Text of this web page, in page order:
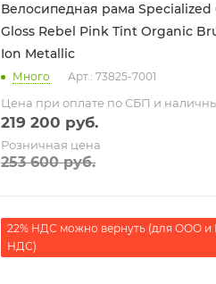
Велосипедная рама Specialized
Gloss Rebel Pink Tint Organic
Ion Metallic
Много Арт.: 73825-7001
Цена при оплате по СБП и
219 200 руб.
Розничная цена
253 600руб.
22% НДС можно вернуть (для ООО и
НДС)